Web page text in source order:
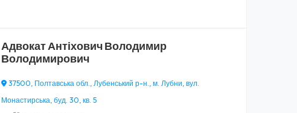
АдвокатАнтіхович Володимир
Володимирович
37500, Полтавська обл., Лубенський р-н., м. Лубни, вул.
Монастирська, буд. 30, кв. 5